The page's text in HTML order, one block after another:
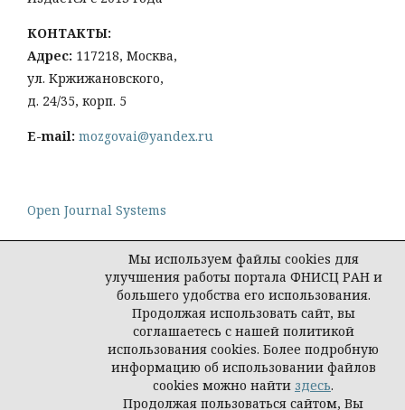
КОНТАКТЫ:
Адрес: 117218, Москва,
ул. Кржижановского,
д. 24/35, корп. 5
E-mail: mozgovai@yandex.ru
Open Journal Systems
Политика конфиденциальности персональных
© Социологическая наука и социальная практика,
Мы используем файлы cookies для
улучшения работы портала ФНИСЦ РАН и
большего удобства его использования.
Продолжая использовать сайт, вы
соглашаетесь с нашей политикой
использования cookies. Более подробную
информацию об использовании файлов
cookies можно найти здесь.
Продолжая пользоваться сайтом, Вы